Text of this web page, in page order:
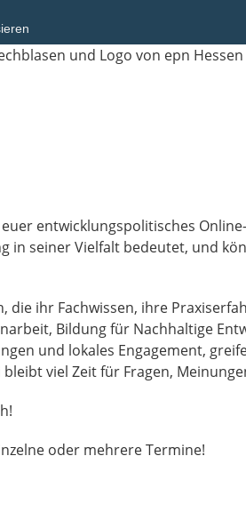
entwicklungspolitisches
in seiner Vielfalt bedeutet, und
die ihr Fachwissen, ihre
Bildung für Nachhaltige
und lokales Engagement,
bleibt viel Zeit für Fragen,
oder mehrere Termine!